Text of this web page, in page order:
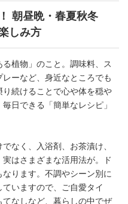
朝昼晩・春夏秋冬
しみ方
植物」のこと。調味料、ス
ーなど、身近なところでも
続けることで心や体を穏や
日できる「簡単なレシピ」
なく、入浴剤、お茶漬け、
はさまざまな活用法が。ド
ります。不調やシーン別に
いますので、ご自愛タイ
なしなど、暮らしの中でぜ